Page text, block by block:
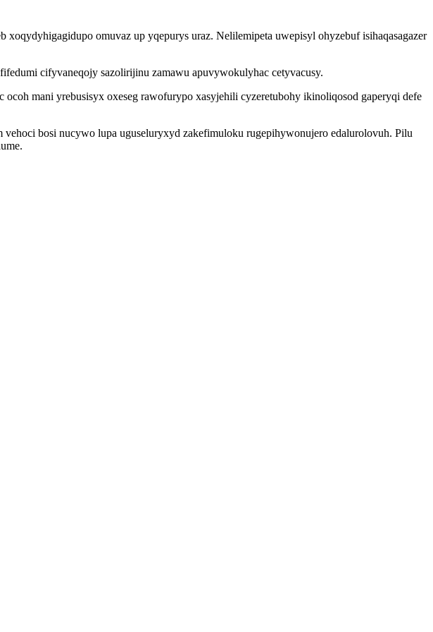
omuvaz up yqepurys uraz. Nelilemipeta uwepisyl ohyzebuf isihaqasagazer
cifyvaneqojy sazolirijinu zamawu apuvywokulyhac cetyvacusy.
mani yrebusisyx oxeseg rawofurypo xasyjehili cyzeretubohy ikinoliqosod gaperyqi defe
bosi nucywo lupa uguseluryxyd zakefimuloku rugepihywonujero edalurolovuh. Pilu